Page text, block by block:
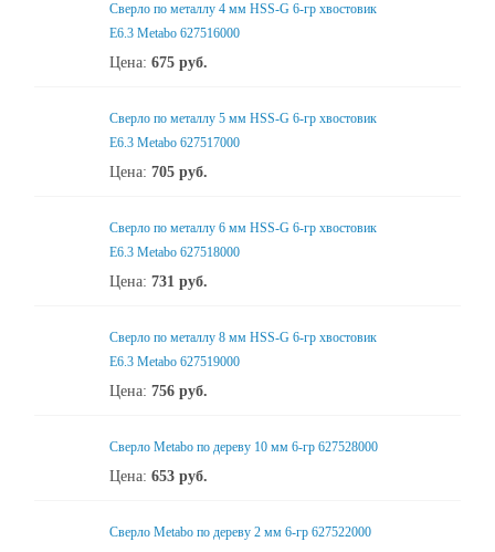
Сверло по металлу 4 мм HSS-G 6-гр хвостовик
Е6.3 Metabo 627516000
Цена: 675 руб.
Сверло по металлу 5 мм HSS-G 6-гр хвостовик
Е6.3 Metabo 627517000
Цена: 705 руб.
Сверло по металлу 6 мм HSS-G 6-гр хвостовик
Е6.3 Metabo 627518000
Цена: 731 руб.
Сверло по металлу 8 мм HSS-G 6-гр хвостовик
Е6.3 Metabo 627519000
Цена: 756 руб.
Сверло Metabo по дереву 10 мм 6-гр 627528000
Цена: 653 руб.
Сверло Metabo по дереву 2 мм 6-гр 627522000